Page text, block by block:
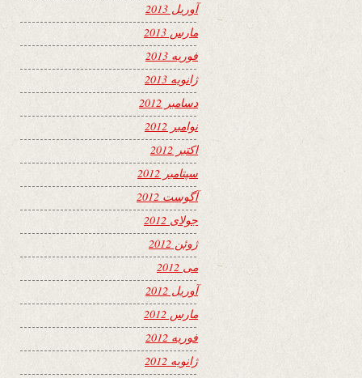
آوریل 2013
مارس 2013
فوریه 2013
ژانویه 2013
دسامبر 2012
نوامبر 2012
اکتبر 2012
سپتامبر 2012
آگوست 2012
جولای 2012
ژوئن 2012
می 2012
آوریل 2012
مارس 2012
فوریه 2012
ژانویه 2012